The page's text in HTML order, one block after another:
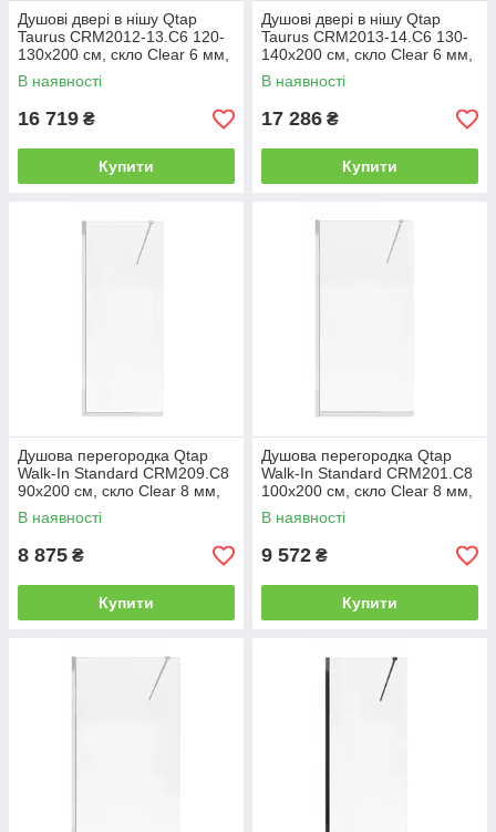
Душові двері в нішу Qtap
Taurus CRM2012-13.C6 120-
130x200 см, скло Clear 6 мм,
покриття CalcLess
В наявності
16 719 ₴
Купити
Душові двері в нішу Qtap
Taurus CRM2013-14.C6 130-
140x200 см, скло Clear 6 мм,
покриття CalcLess
В наявності
17 286 ₴
Купити
Душова перегородка Qtap
Walk-In Standard CRM209.C8
90х200 см, скло Clear 8 мм,
покриття CalcLess
В наявності
8 875 ₴
Купити
Душова перегородка Qtap
Walk-In Standard CRM201.C8
100х200 см, скло Clear 8 мм,
покриття CalcLess
В наявності
9 572 ₴
Купити